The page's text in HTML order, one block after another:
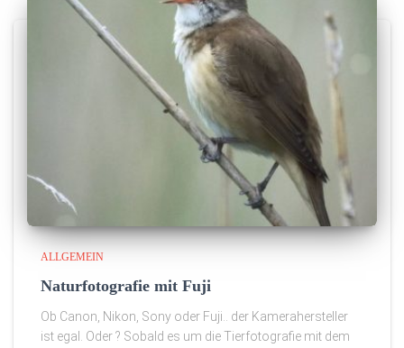
ALLGEMEIN
Naturfotografie mit Fuji
Ob Canon, Nikon, Sony oder Fuji.. der Kamerahersteller
ist egal. Oder ? Sobald es um die Tierfotografie mit dem